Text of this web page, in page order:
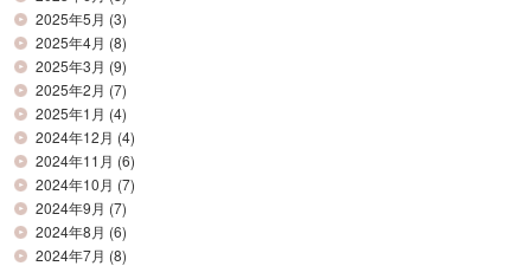
2025年5月 (3)
2025年4月 (8)
2025年3月 (9)
2025年2月 (7)
2025年1月 (4)
2024年12月 (4)
2024年11月 (6)
2024年10月 (7)
2024年9月 (7)
2024年8月 (6)
2024年7月 (8)